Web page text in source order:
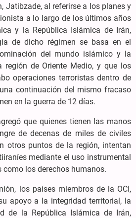
Jatibzade, al referirse a los planes y
a lo largo de los últimos años
y la República Islámica de Irán,
de dicho régimen se basa en el
del mundo islámico y la
región de Oriente Medio, y que los
operaciones terroristas dentro de
continuación del mismo fracaso
en la guerra de 12 días.
que quienes tienen las manos
de decenas de miles de civiles
otros puntos de la región, intentan
mediante el uso instrumental
los derechos humanos.
los países miembros de la OCI,
apoyo a la integridad territorial, la
de la República Islámica de Irán,